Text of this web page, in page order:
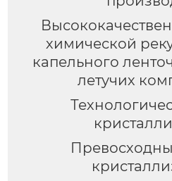
химической
капельного
летучих